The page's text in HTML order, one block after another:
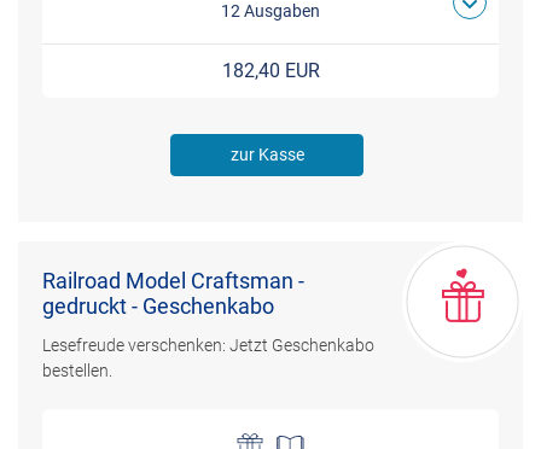
12 Ausgaben
182,40 EUR
zur Kasse
Railroad Model Craftsman -
gedruckt - Geschenkabo
Lesefreude verschenken: Jetzt Geschenkabo
bestellen.